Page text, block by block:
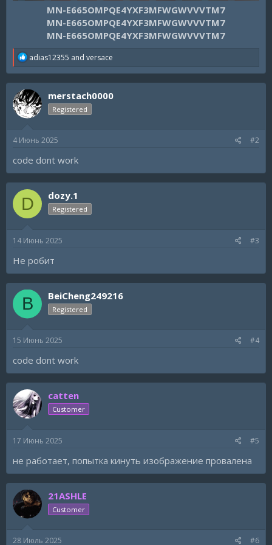
MN-E665OMPQE4YXF3MFWGWVVVTM7
MN-E665OMPQE4YXF3MFWGWVVVTM7
MN-E665OMPQE4YXF3MFWGWVVVTM7
R
a
c
t
i
o
:
adias12355 and versace
merstach0000
Registered
4 Июнь 2025 #2
code dont work
D dozy.1
Registered
14 Июнь 2025 #3
Не робит
B BeiCheng249216
Registered
15 Июнь 2025 #4
code dont work
catten
Customer
17 Июнь 2025 #5
не работает, попытка кинуть изображение провалена
21ASHLE
Customer
28 Июль 2025 #6